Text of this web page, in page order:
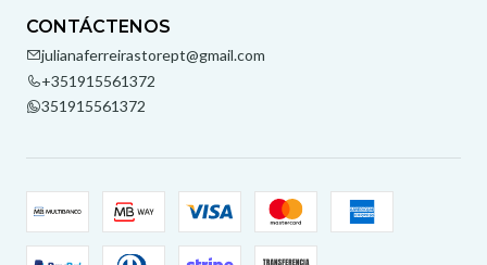
CONTÁCTENOS
julianaferreirastorept@gmail.com
+351915561372
351915561372